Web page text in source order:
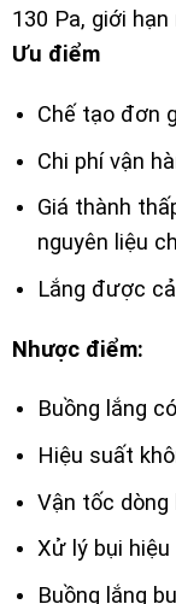
130 Pa, giới
Ưu điểm
Chế tạo đơn
Chi phí vận
Giá thành
nguyên liệu
Lắng được
Nhược điểm:
Buồng lắng
Hiệu suất
Vận tốc dòng
Xử lý bụi
Buồng lắng